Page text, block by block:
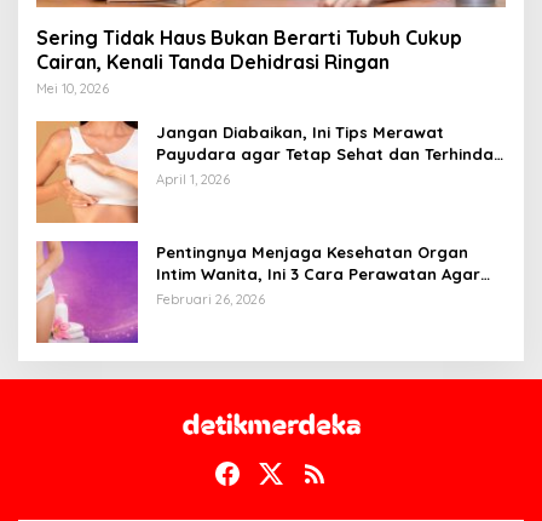
Sering Tidak Haus Bukan Berarti Tubuh Cukup
Cairan, Kenali Tanda Dehidrasi Ringan
Mei 10, 2026
Jangan Diabaikan, Ini Tips Merawat
Payudara agar Tetap Sehat dan Terhindar
dari Risiko Penyakit
April 1, 2026
Pentingnya Menjaga Kesehatan Organ
Intim Wanita, Ini 3 Cara Perawatan Agar
Tetap Bersih
Februari 26, 2026